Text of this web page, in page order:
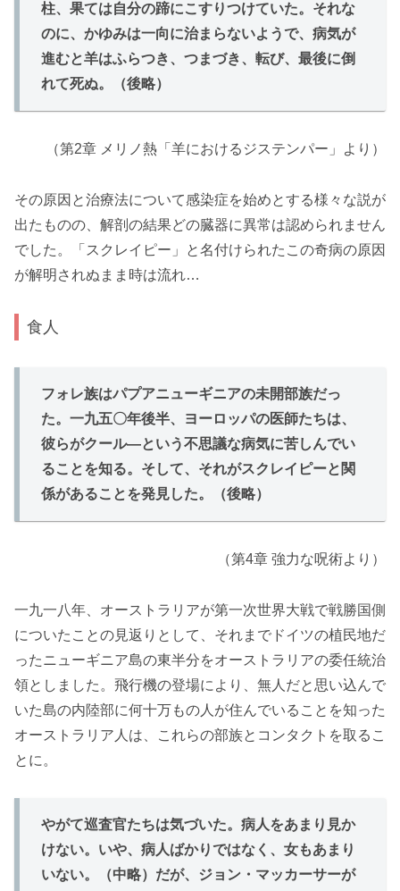
柱、果ては自分の蹄にこすりつけていた。それな
のに、かゆみは一向に治まらないようで、病気が
進むと羊はふらつき、つまづき、転び、最後に倒
れて死ぬ。（後略）
（第2章 メリノ熱「羊におけるジステンパー」より）
その原因と治療法について感染症を始めとする様々な説が
出たものの、解剖の結果どの臓器に異常は認められません
でした。「スクレイピー」と名付けられたこの奇病の原因
が解明されぬまま時は流れ…
食人
フォレ族はパプアニューギニアの未開部族だっ
た。一九五〇年後半、ヨーロッパの医師たちは、
彼らがクール―という不思議な病気に苦しんでい
ることを知る。そして、それがスクレイピーと関
係があることを発見した。（後略）
（第4章 強力な呪術より）
一九一八年、オーストラリアが第一次世界大戦で戦勝国側
についたことの見返りとして、それまでドイツの植民地だ
ったニューギニア島の東半分をオーストラリアの委任統治
領としました。飛行機の登場により、無人だと思い込んで
いた島の内陸部に何十万もの人が住んでいることを知った
オーストラリア人は、これらの部族とコンタクトを取るこ
とに。
やがて巡査官たちは気づいた。病人をあまり見か
けない。いや、病人ばかりではなく、女もあまり
いない。（中略）だが、ジョン・マッカーサーが